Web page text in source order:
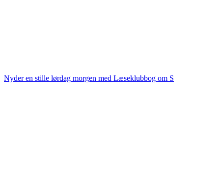
Nyder en stille lørdag morgen med Læseklubbog om S